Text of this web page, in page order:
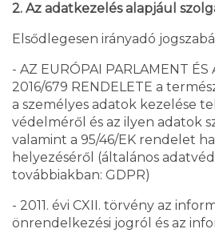
2. Az adatkezelés alapjául
Elsődlegesen irányadó
- AZ EURÓPAI PARLAMENT ÉS
2016/679 RENDELETE a
a személyes adatok kezelése
védelméről és az ilyen adatok
valamint a 95/46/EK rendelet
helyezéséről (általános
továbbiakban: GDPR)
- 2011. évi CXII. törvény az
önrendelkezési jogról és az